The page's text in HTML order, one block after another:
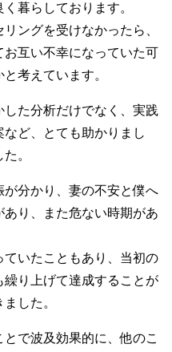
暮らしております。
ングを受けなかったら、
互い不幸になっていた可
考えています。
た分析だけでなく、実践
ど、とても助かりまし
。
分かり、妻の不安と僕へ
り、また危ない時期があ
いたこともあり、当初の
り上げて達成することが
した。
で波及効果的に、他のこ